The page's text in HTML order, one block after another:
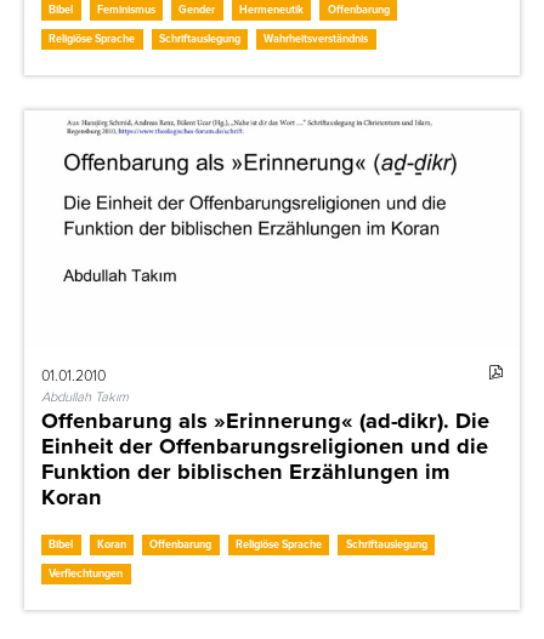
Bibel Feminismus Gender Hermeneutik
Offenbarung
Religiöse Sprache
Schriftauslegung Wahrheitsverständnis
01.01.2010
Abdullah Takım
Offenbarung als »Erinnerung« (ad-dikr). Die
Einheit der Offenbarungsreligionen und die
Funktion der biblischen Erzählungen im
Koran
Bibel Koran Offenbarung Religiöse Sprache
Schriftauslegung
Verflechtungen